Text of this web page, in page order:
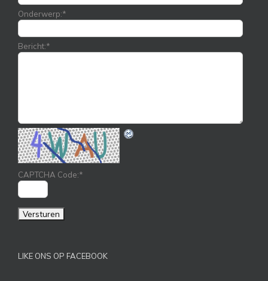
Onderwerp:*
Bericht:*
CAPTCHA Code:*
LIKE ONS OP FACEBOOK